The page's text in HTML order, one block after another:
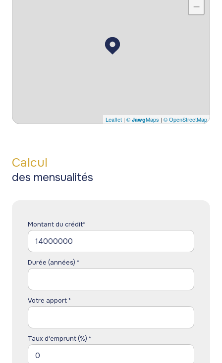
−
Leaflet | © JawgMaps | © OpenStreetMap
Calcul
des mensualités
Montant du crédit*
Durée (années) *
Votre apport *
Taux d'emprunt (%) *